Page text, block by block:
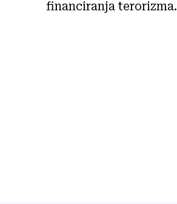
financiranja terorizma.